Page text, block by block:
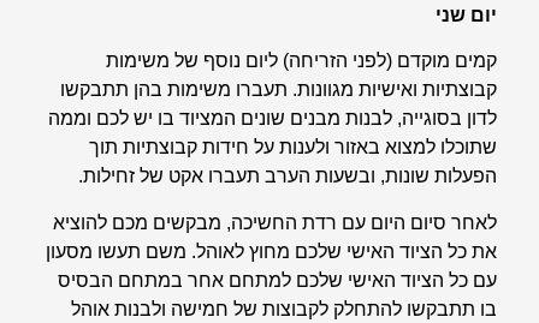
יום שני
קמים מוקדם (לפני הזריחה) ליום נוסף של משימות
קבוצתיות ואישיות מגוונות. תעברו משימות בהן תתבקשו
לדון בסוגייה, לבנות מבנים שונים המציוד בו יש לכם וממה
שתוכלו למצוא באזור ולענות על חידות קבוצתיות תוך
הפעלות שונות, ובשעות הערב תעברו אקט של זחילות.
לאחר סיום היום עם רדת החשיכה, מבקשים מכם להוציא
את כל הציוד האישי שלכם מחוץ לאוהל. משם תעשו מסעון
עם כל הציוד האישי שלכם למתחם אחר במתחם הבסיס
בו תתבקשו להתחלק לקבוצות של חמישה ולבנות אוהל